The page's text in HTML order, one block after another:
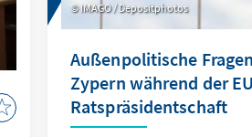
IMAGO / Depositphotos
Außenpolitische
Zypern während der
Ratspräsidentschaft